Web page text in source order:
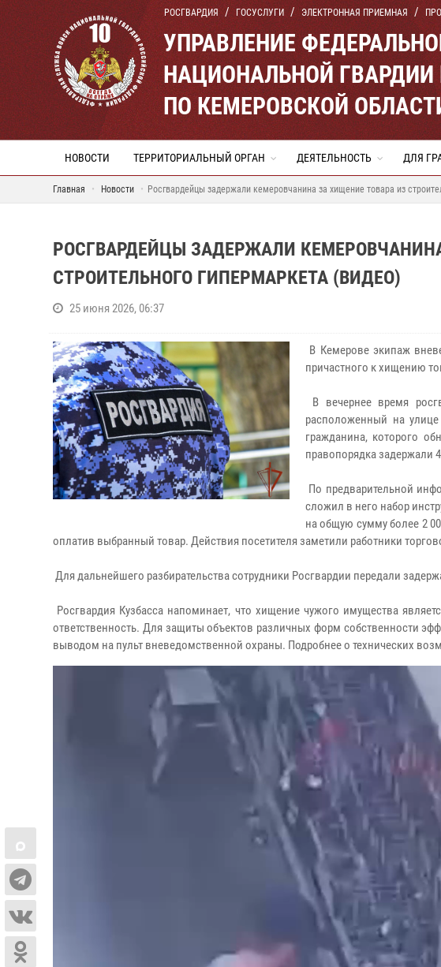
РОСГВАРДИЯ ГОСУСЛУГИ ЭЛЕКТРОННАЯ ПРИЕМНАЯ
УПРАВЛЕНИЕ
НАЦИОНАЛЬНОЙ
ПО КЕМЕРОВСКОЙ
НОВОСТИ ТЕРРИТОРИАЛЬНЫЙ ОРГАН ДЕЯТЕЛЬНОСТЬ ДЛЯ
Главная Новости Росгвардейцы задержали кемеровчанина за хищение товара из
РОСГВАРДЕЙЦЫ ЗАДЕРЖАЛИ
СТРОИТЕЛЬНОГО ГИПЕРМАРКЕТА (ВИДЕО)
25 июня 2026, 06:37
В Кемерове экипаж
причастного к хищению
В вечернее время
расположенный на
гражданина, которого
правопорядка задержали
По предварительной
сложил в него набор
на общую сумму более 2
оплатив выбранный товар. Действия посетителя заметили работники
Для дальнейшего разбирательства сотрудники Росгвардии передали
Росгвардия Кузбасса напоминает, что хищение чужого имущества
ответственность. Для защиты объектов различных форм собственности
выводом на пульт вневедомственной охраны. Подробнее о технических